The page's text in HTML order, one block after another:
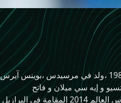
لوكاس رودريجو بيليا (بالإسبانية: Lucas Rodrigo Biglia)‏هو لاعب كرة قدم أرجنتيني،ومن مواليد 30 يناير 1986 ،ولد في مرسيدس ،بوينس آيرس
و إيه سي ميلان و فاتح
البرازيل .